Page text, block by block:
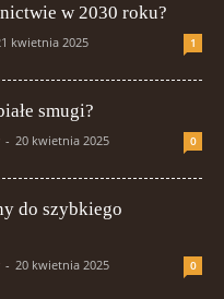
w 2030 roku?
kwietnia 2025 1
smugi?
- 20 kwietnia 2025 0
do szybkiego
- 20 kwietnia 2025 0